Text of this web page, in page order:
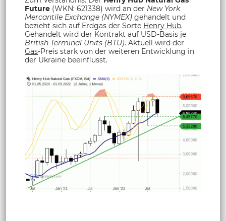
Future (WKN: 621338) wird an der New York
Mercantile Exchange (NYMEX) gehandelt und
bezieht sich auf Erdgas der Sorte Henry Hub.
Gehandelt wird der Kontrakt auf USD-Basis je
British Terminal Units (BTU). Aktuell wird der
Gas-Preis stark von der weiteren Entwicklung in
der Ukraine beeinflusst.